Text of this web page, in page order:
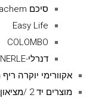
סיכם Seachem
Easy Life
COLOMBO
דנרלי-DENNERLE
אקוורימי יוקרה
מוצרים יד 2 /מציאון